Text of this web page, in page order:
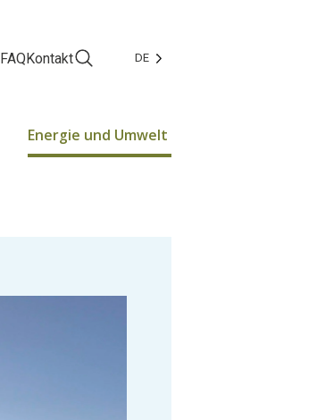
FAQKontakt Facebook
Instagram
DE
Energie und Umwelt